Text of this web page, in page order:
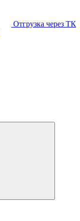
Отгрузка через ТК